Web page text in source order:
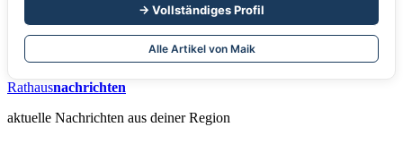
→ Vollständiges Profil
Alle Artikel von Maik
Rathausnachrichten
aktuelle Nachrichten aus deiner Region